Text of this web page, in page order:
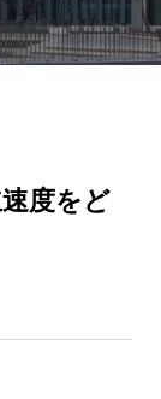
度をど